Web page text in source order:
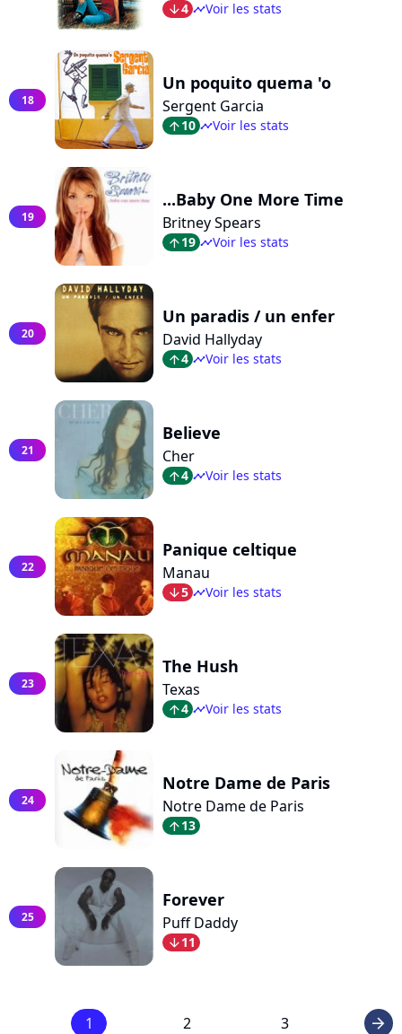
arrow_bot4 timelineVoir les stats
18
Un poquito quema 'o
Sergent Garcia
arrow_top10 timelineVoir les stats
19
...Baby One More Time
Britney Spears
arrow_top19 timelineVoir les stats
20
Un paradis / un enfer
David Hallyday
arrow_top4 timelineVoir les stats
21
Believe
Cher
arrow_top4 timelineVoir les stats
22
Panique celtique
Manau
arrow_bot5 timelineVoir les stats
23
The Hush
Texas
arrow_top4 timelineVoir les stats
24
Notre Dame de Paris
Notre Dame de Paris
arrow_top13
25
Forever
Puff Daddy
arrow_bot11
1 2 3 arrow_right